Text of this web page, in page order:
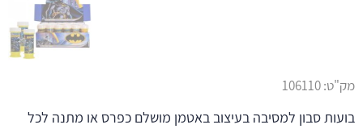
מק"ט:106110
בועות סבון למסיבה בעיצוב באטמן מושלם כפרס או מתנה לכל